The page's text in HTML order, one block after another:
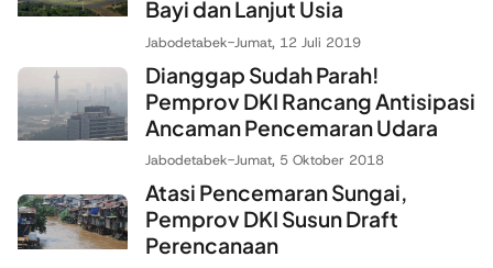
Bayi dan Lanjut Usia
Jabodetabek-Jumat, 12 Juli 2019
Dianggap Sudah Parah!
Pemprov DKI Rancang Antisipasi
Ancaman Pencemaran Udara
Jabodetabek-Jumat, 5 Oktober 2018
Atasi Pencemaran Sungai,
Pemprov DKI Susun Draft
Perencanaan